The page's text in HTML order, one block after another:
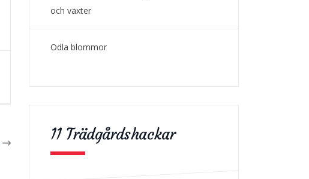
och växter
Odla blommor
11 Trädgårdshackar